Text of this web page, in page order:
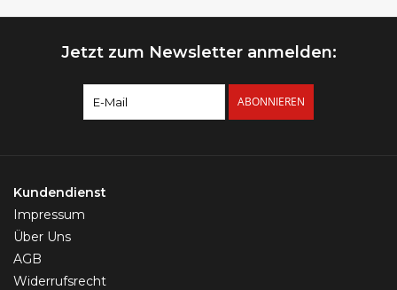
Jetzt zum Newsletter anmelden:
ABONNIEREN
Kundendienst
Impressum
Über Uns
AGB
Widerrufsrecht